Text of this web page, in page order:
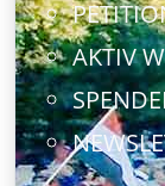
AKTIV